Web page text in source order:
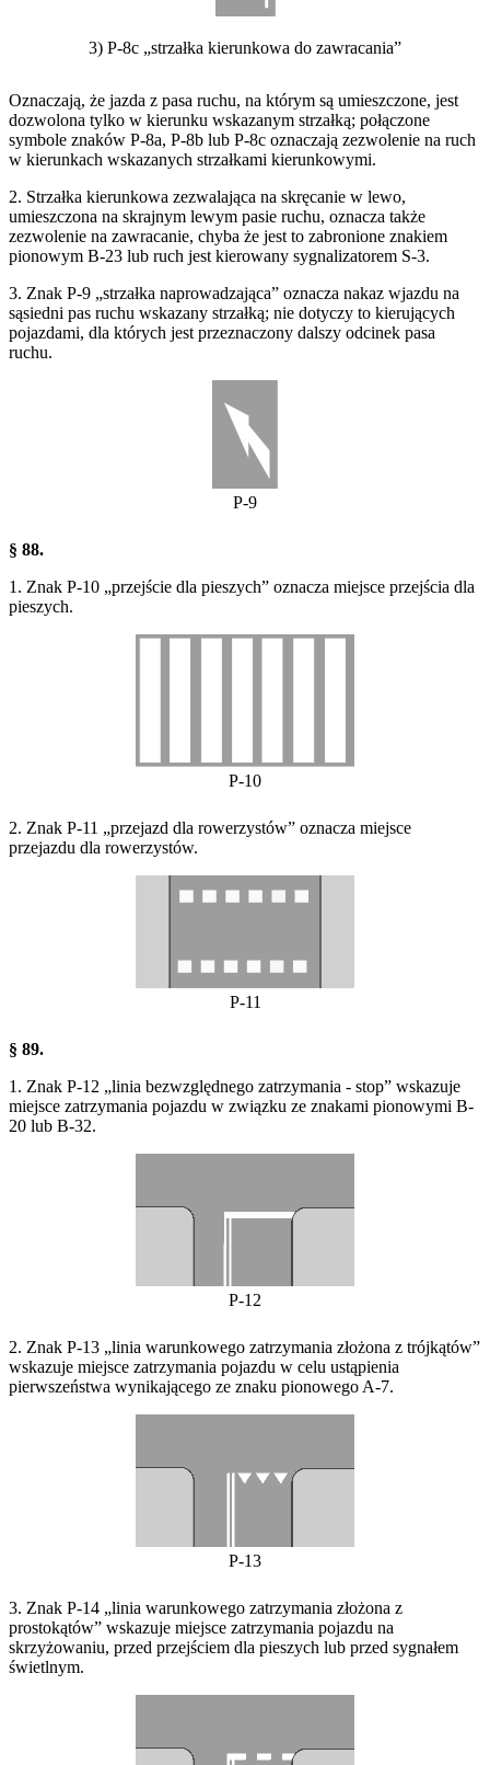
3) P-8c „strzałka kierunkowa do zawracania”
Oznaczają, że jazda z pasa ruchu, na którym są umieszczone, jest
dozwolona tylko w kierunku wskazanym strzałką; połączone
symbole znaków P-8a, P-8b lub P-8c oznaczają zezwolenie na ruch
w kierunkach wskazanych strzałkami kierunkowymi.
2. Strzałka kierunkowa zezwalająca na skręcanie w lewo,
umieszczona na skrajnym lewym pasie ruchu, oznacza także
zezwolenie na zawracanie, chyba że jest to zabronione znakiem
pionowym B-23 lub ruch jest kierowany sygnalizatorem S-3.
3. Znak P-9 „strzałka naprowadzająca” oznacza nakaz wjazdu na
sąsiedni pas ruchu wskazany strzałką; nie dotyczy to kierujących
pojazdami, dla których jest przeznaczony dalszy odcinek pasa
ruchu.
P-9
§ 88.
1. Znak P-10 „przejście dla pieszych” oznacza miejsce przejścia dla
pieszych.
P-10
2. Znak P-11 „przejazd dla rowerzystów” oznacza miejsce
przejazdu dla rowerzystów.
P-11
§ 89.
1. Znak P-12 „linia bezwzględnego zatrzymania - stop” wskazuje
miejsce zatrzymania pojazdu w związku ze znakami pionowymi B-
20 lub B-32.
P-12
2. Znak P-13 „linia warunkowego zatrzymania złożona z trójkątów”
wskazuje miejsce zatrzymania pojazdu w celu ustąpienia
pierwszeństwa wynikającego ze znaku pionowego A-7.
P-13
3. Znak P-14 „linia warunkowego zatrzymania złożona z
prostokątów” wskazuje miejsce zatrzymania pojazdu na
skrzyżowaniu, przed przejściem dla pieszych lub przed sygnałem
świetlnym.